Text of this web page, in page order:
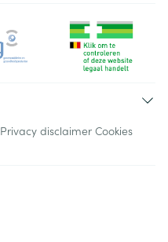
Privacy disclaimer Cookies